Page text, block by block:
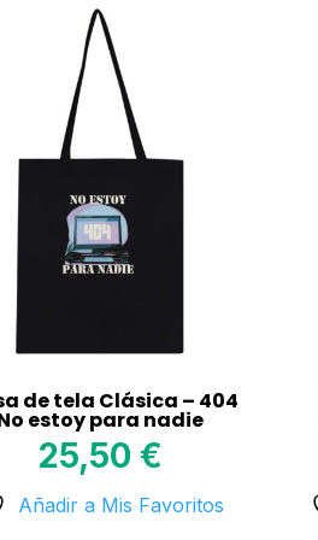
de tela Clásica – 404
estoy para nadie
25,50 €
Añadir a Mis Favoritos